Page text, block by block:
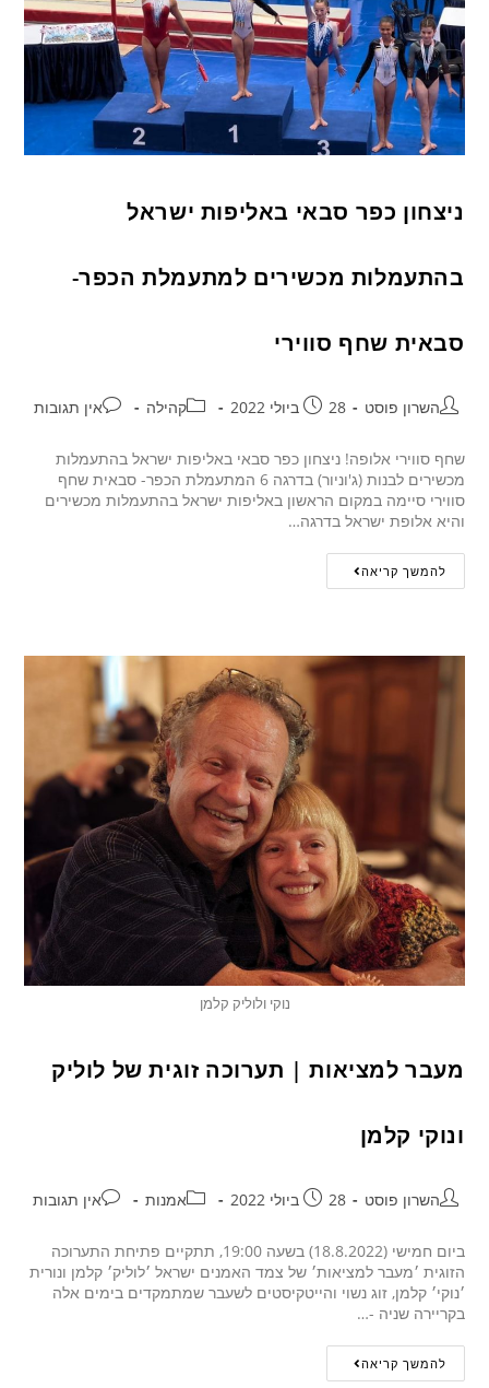
ניצחון כפר סבאי באליפות ישראל
בהתעמלות מכשירים למתעמלת הכפר-
סבאית שחף סווירי
השרון פוסט 28 ביולי 2022 קהילה אין תגובות
שחף סווירי אלופה! ניצחון כפר סבאי באליפות ישראל בהתעמלות
מכשירים לבנות (ג'וניור) בדרגה 6 המתעמלת הכפר- סבאית שחף
סווירי סיימה במקום הראשון באליפות ישראל בהתעמלות מכשירים
והיא אלופת ישראל בדרגה…
להמשך קריאה
נוקי ולוליק קלמן
מעבר למציאות | תערוכה זוגית של לוליק
ונוקי קלמן
השרון פוסט 28 ביולי 2022 אמנות אין תגובות
ביום חמישי (18.8.2022) בשעה 19:00, תתקיים פתיחת התערוכה
הזוגית ׳מעבר למציאות׳ של צמד האמנים ישראל ׳לוליק׳ קלמן ונורית
׳נוקי׳ קלמן, זוג נשוי והייטקיסטים לשעבר שמתמקדים בימים אלה
בקריירה שניה -…
להמשך קריאה